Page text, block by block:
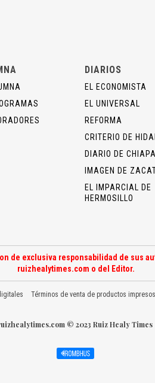
DIARIOS
EL ECONOMISTA
EL UNIVERSAL
REFORMA
CRITERIO DE
DIARIO DE
IMAGEN DE
EL IMPARCIAL DE
HERMOSILLO
de exclusiva responsabilidad de sus
ruizhealytimes.com o del Editor.
Términos de venta de productos impresos
© 2023 Ruiz Healy Times